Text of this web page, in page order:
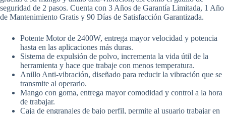
seguridad de 2 pasos. Cuenta con 3 Años de Garantía Limitada, 1 Año
de Mantenimiento Gratis y 90 Días de Satisfacción Garantizada.
Potente Motor de 2400W, entrega mayor velocidad y potencia
hasta en las aplicaciones más duras.
Sistema de expulsión de polvo, incrementa la vida útil de la
herramienta y hace que trabaje con menos temperatura.
Anillo Anti-vibración, diseñado para reducir la vibración que se
transmite al operario.
Mango con goma, entrega mayor comodidad y control a la hora
de trabajar.
Caja de engranajes de bajo perfil, permite al usuario trabajar en